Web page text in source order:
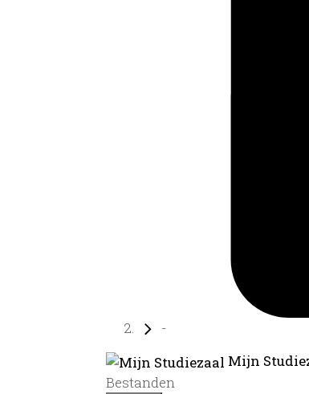
-
Mijn
Bestanden